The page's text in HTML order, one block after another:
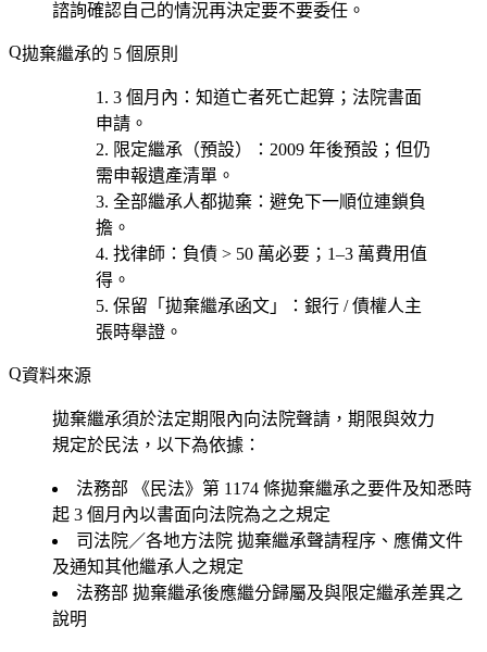
諮詢確認自己的情況再決定要不要委任。
拋棄繼承的 5 個原則
3 個月內 ：知道亡者死亡起算；法院書面
申請。
限定繼承（預設）
：2009 年後預設；但仍
需申報遺產清單。
全部繼承人都拋棄 ：避免下一順位連鎖負
擔。
找律師 ：負債 > 50 萬必要；1–3 萬費用值
得。
保留「拋棄繼承函文」
：銀行 / 債權人主
張時舉證。
資料來源
拋棄繼承須於法定期限內向法院聲請，期限與效力
規定於民法，以下為依據：
法務部 《民法》第 1174 條拋棄繼承之要件及知悉時
起 3 個月內以書面向法院為之之規定
司法院／各地方法院 拋棄繼承聲請程序、應備文件
及通知其他繼承人之規定
法務部 拋棄繼承後應繼分歸屬及與限定繼承差異之
說明